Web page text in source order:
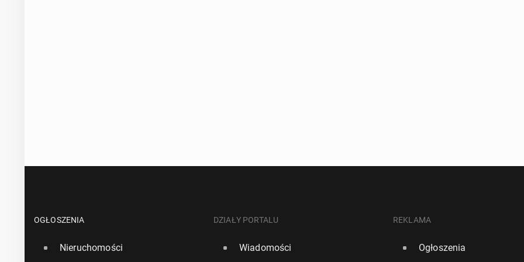
OGŁOSZENIA
Nieruchomości
DZIAŁY PORTALU
Wiadomości
REKLAMA
Ogłoszenia